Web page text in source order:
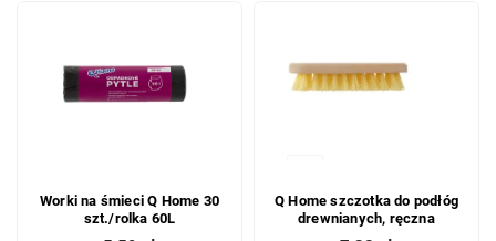
Worki na śmieci Q Home 30
szt./rolka 60L
Q Home szczotka do podłóg
drewnianych, ręczna